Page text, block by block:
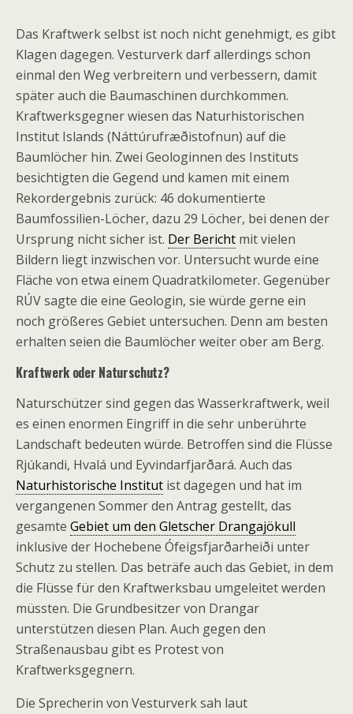
Das Kraftwerk selbst ist noch nicht genehmigt, es gibt
Klagen dagegen. Vesturverk darf allerdings schon
einmal den Weg verbreitern und verbessern, damit
später auch die Baumaschinen durchkommen.
Kraftwerksgegner wiesen das Naturhistorischen
Institut Islands (Náttúrufræðistofnun) auf die
Baumlöcher hin. Zwei Geologinnen des Instituts
besichtigten die Gegend und kamen mit einem
Rekordergebnis zurück: 46 dokumentierte
Baumfossilien-Löcher, dazu 29 Löcher, bei denen der
Ursprung nicht sicher ist. Der Bericht mit vielen
Bildern liegt inzwischen vor. Untersucht wurde eine
Fläche von etwa einem Quadratkilometer. Gegenüber
RÚV sagte die eine Geologin, sie würde gerne ein
noch größeres Gebiet untersuchen. Denn am besten
erhalten seien die Baumlöcher weiter ober am Berg.
Kraftwerk oder Naturschutz?
Naturschützer sind gegen das Wasserkraftwerk, weil
es einen enormen Eingriff in die sehr unberührte
Landschaft bedeuten würde. Betroffen sind die Flüsse
Rjúkandi, Hvalá und Eyvindarfjarðará. Auch das
Naturhistorische Institut ist dagegen und hat im
vergangenen Sommer den Antrag gestellt, das
gesamte Gebiet um den Gletscher Drangajökull
inklusive der Hochebene Ófeigsfjarðarheiði unter
Schutz zu stellen. Das beträfe auch das Gebiet, in dem
die Flüsse für den Kraftwerksbau umgeleitet werden
müssten. Die Grundbesitzer von Drangar
unterstützen diesen Plan. Auch gegen den
Straßenausbau gibt es Protest von
Kraftwerksgegnern.
Die Sprecherin von Vesturverk sah laut